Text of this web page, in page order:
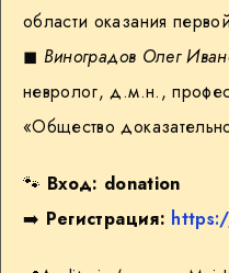
области оказания
◼︎ Виноградов Олег
невролог, д.м.н.,
«Общество
🐾 Вход: donation
➡️ Регистрация: